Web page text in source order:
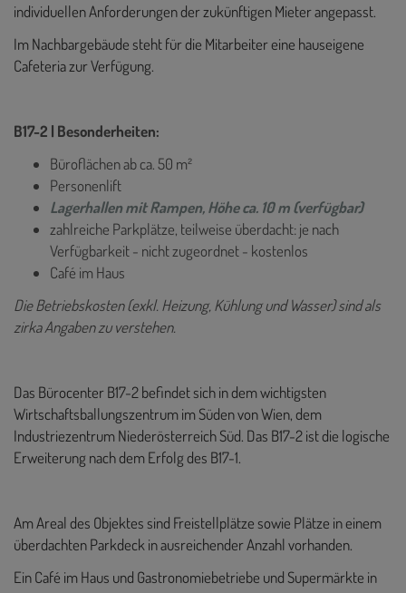
individuellen Anforderungen der zukünftigen Mieter angepasst.
Im Nachbargebäude steht für die Mitarbeiter eine hauseigene
Cafeteria zur Verfügung.
B17-2 | Besonderheiten:
Büroflächen ab ca. 50 m²
Personenlift
Lagerhallen mit Rampen, Höhe ca. 10 m (verfügbar)
zahlreiche Parkplätze, teilweise überdacht: je nach
Verfügbarkeit - nicht zugeordnet - kostenlos
Café im Haus
Die Betriebskosten (exkl. Heizung, Kühlung und Wasser) sind als
zirka Angaben zu verstehen.
Das Bürocenter B17-2 befindet sich in dem wichtigsten
Wirtschaftsballungszentrum im Süden von Wien, dem
Industriezentrum Niederösterreich Süd. Das B17-2 ist die logische
Erweiterung nach dem Erfolg des B17-1.
Am Areal des Objektes sind Freistellplätze sowie Plätze in einem
überdachten Parkdeck in ausreichender Anzahl vorhanden.
Ein Café im Haus und Gastronomiebetriebe und Supermärkte in